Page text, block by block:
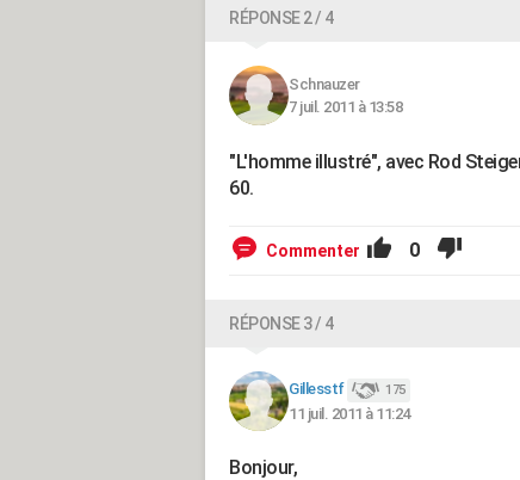
RÉPONSE 2 / 4
Schnauzer
7 juil. 2011 à 13:58
"L'homme illustré", avec Rod
60.
Commenter 0
RÉPONSE 3 / 4
Gillesstf 175
11 juil. 2011 à 11:24
Bonjour,